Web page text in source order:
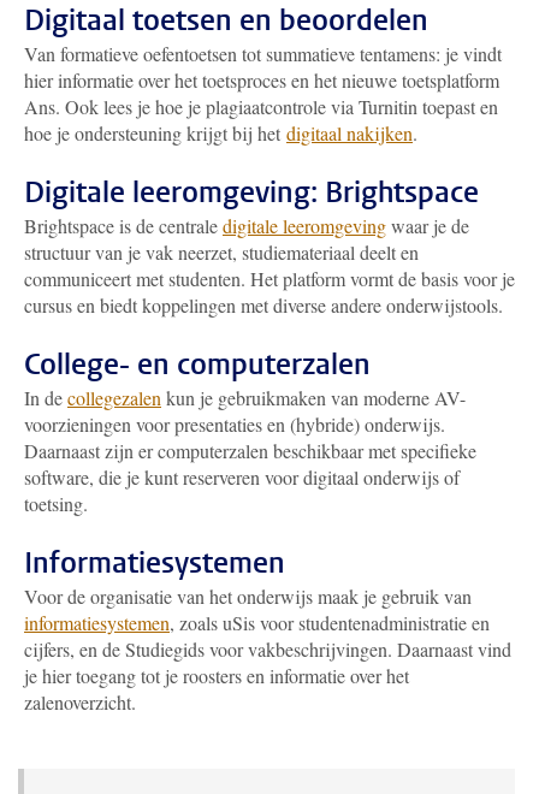
Digitaal toetsen en beoordelen
Van formatieve oefentoetsen tot summatieve tentamens: je vindt
hier informatie over het toetsproces en het nieuwe toetsplatform
Ans. Ook lees je hoe je plagiaatcontrole via Turnitin toepast en
hoe je ondersteuning krijgt bij het digitaal nakijken.
Digitale leeromgeving: Brightspace
Brightspace is de centraledigitale leeromgevingwaar je de
structuur van je vak neerzet, studiemateriaal deelt en
communiceert met studenten. Het platform vormt de basis voor je
cursus en biedt koppelingen met diverse andere onderwijstools.
College- en computerzalen
In decollegezalen kun je gebruikmaken van moderne AV-
voorzieningen voor presentaties en (hybride) onderwijs.
Daarnaast zijn er computerzalen beschikbaar met specifieke
software, die je kunt reserveren voor digitaal onderwijs of
toetsing.
Informatiesystemen
Voor de organisatie van het onderwijs maak je gebruik van
informatiesystemen, zoals uSis voor studentenadministratie en
cijfers, en de Studiegids voor vakbeschrijvingen. Daarnaast vind
je hier toegang tot je roosters en informatie over het
zalenoverzicht.